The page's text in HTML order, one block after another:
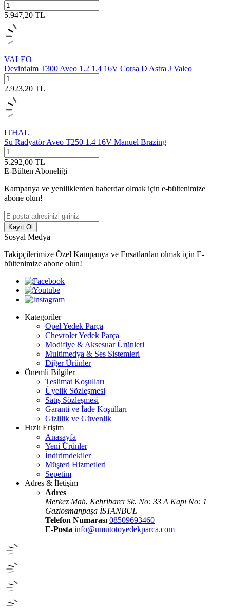
5.947,20 TL
VALEO
Devirdaim T300 Aveo 1.2 1.4 16V Corsa D Astra J Valeo
2.923,20 TL
ITHAL
Su Radyatör Aveo T250 1.4 16V Manuel Brazing
5.292,00 TL
E-Bülten Aboneliği
Kampanya ve yeniliklerden haberdar olmak için e-bültenimize
abone olun!
Kayıt Ol
Sosyal Medya
Takipçilerimize Özel Kampanya ve Fırsatlardan olmak için E-
bültenimize abone olun!
Kategoriler
Opel Yedek Parça
Chevrolet Yedek Parça
Modifiye & Aksesuar Ürünleri
Multimedya & Ses Sistemleri
Diğer Ürünler
Önemli Bilgiler
Teslimat Koşulları
Üyelik Sözleşmesi
Satış Sözleşmesi
Garanti ve İade Koşulları
Gizlilik ve Güvenlik
Hızlı Erişim
Anasayfa
Yeni Ürünler
İndirimdekiler
Müşteri Hizmetleri
Sepetim
Adres & İletişim
Adres
Merkez Mah. Kehribarcı Sk. No: 33 A Kapı No: 1
Gaziosmanpaşa İSTANBUL
Telefon Numarası 08509693460
E-Posta info@umutotoyedekparca.com